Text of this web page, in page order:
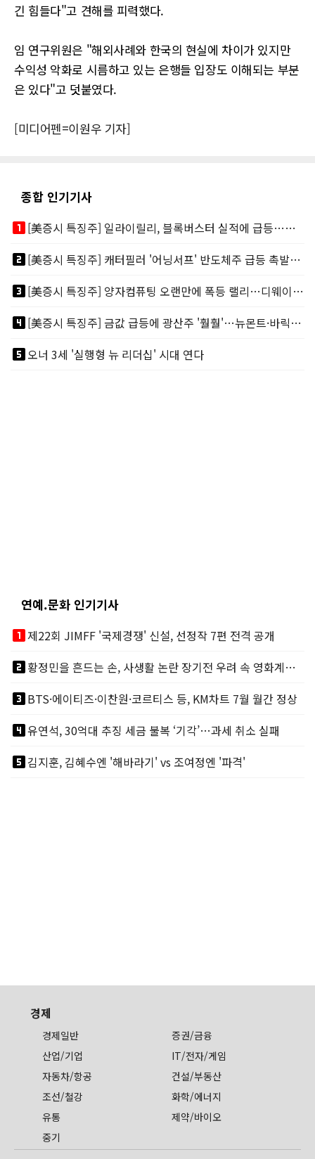
긴 힘들다"고 견해를 피력했다.
임 연구위원은 "해외사례와 한국의 현실에 차이가 있지만
수익성 악화로 시름하고 있는 은행들 입장도 이해되는 부분
은 있다"고 덧붙였다.
[미디어펜=이원우 기자]
종합 인기기사
looks_one
[美증시 특징주] 일라이릴리, 블록버스터 실적에 급등…마운자로 매출 폭발
looks_two
[美증시 특징주] 캐터필러 '어닝서프' 반도체주 급등 촉발…"AI 데이터센터 건설 강력"
looks_3
[美증시 특징주] 양자컴퓨팅 오랜만에 폭등 랠리…디웨이브·아이온큐 주도
looks_4
[美증시 특징주] 금값 급등에 광산주 '훨훨'…뉴몬트·바릭마이닝 주도
looks_5오너 3세 '실행형 뉴 리더십' 시대 연다
연예.문화 인기기사
looks_one제22회 JIMFF '국제경쟁' 신설, 선정작 7편 전격 공개
looks_two
황정민을 흔드는 손, 사생활 논란 장기전 우려 속 영화계도 리스크
looks_3BTS·에이티즈·이찬원·코르티스 등, KM차트 7월 월간 정상
looks_4유연석, 30억대 추징 세금 불복 ‘기각’…과세 취소 실패
looks_5김지훈, 김혜수엔 '해바라기' vs 조여정엔 '파격'
경제
경제일반
증권/금융
산업/기업
IT/전자/게임
자동차/항공
건설/부동산
조선/철강
화학/에너지
유통
제약/바이오
중기